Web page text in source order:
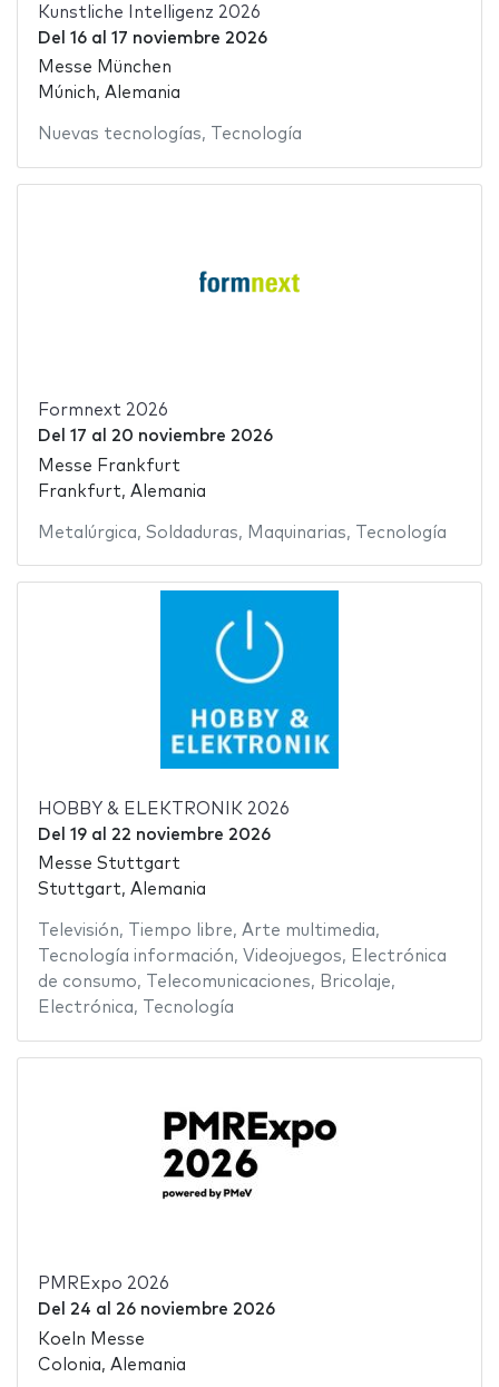
Kunstliche Intelligenz 2026
Del 16al 17 noviembre 2026
Messe München
Múnich, Alemania
Nuevas tecnologías, Tecnología
Formnext 2026
Del 17 al 20 noviembre 2026
Messe Frankfurt
Frankfurt, Alemania
Metalúrgica, Soldaduras, Maquinarias, Tecnología
HOBBY & ELEKTRONIK 2026
Del 19al 22 noviembre 2026
Messe Stuttgart
Stuttgart, Alemania
Televisión, Tiempo libre, Arte multimedia,
Tecnología información, Videojuegos, Electrónica
de consumo, Telecomunicaciones, Bricolaje,
Electrónica, Tecnología
PMRExpo 2026
Del 24 al 26 noviembre 2026
Koeln Messe
Colonia, Alemania